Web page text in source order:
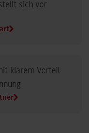
sich vor
klarem Vorteil